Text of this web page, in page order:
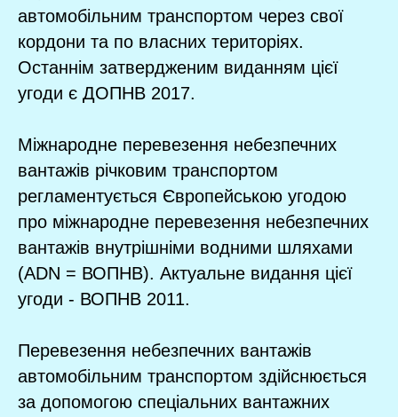
автомобільним транспортом через свої
кордони та по власних територіях.
Останнім затвердженим виданням цієї
угоди є ДОПНВ 2017.
Міжнародне перевезення небезпечних
вантажів річковим транспортом
регламентується Європейською угодою
про міжнародне перевезення небезпечних
вантажів внутрішніми водними шляхами
(ADN = ВОПНВ). Актуальне видання цієї
угоди - ВОПНВ 2011.
Перевезення небезпечних вантажів
автомобільним транспортом здійснюється
за допомогою спеціальних вантажних